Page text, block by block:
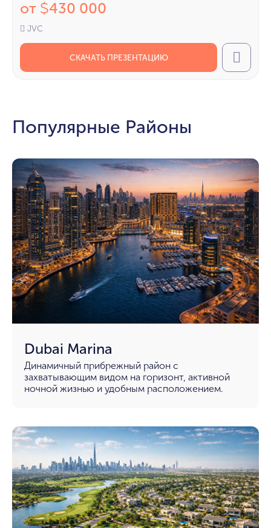
от $430 000
JVC
СКАЧАТЬ ПРЕЗЕНТАЦИЮ Call
Популярные Районы
Dubai Marina
Динамичный прибрежный район с
захватывающим видом на горизонт, активной
ночной жизнью и удобным расположением.